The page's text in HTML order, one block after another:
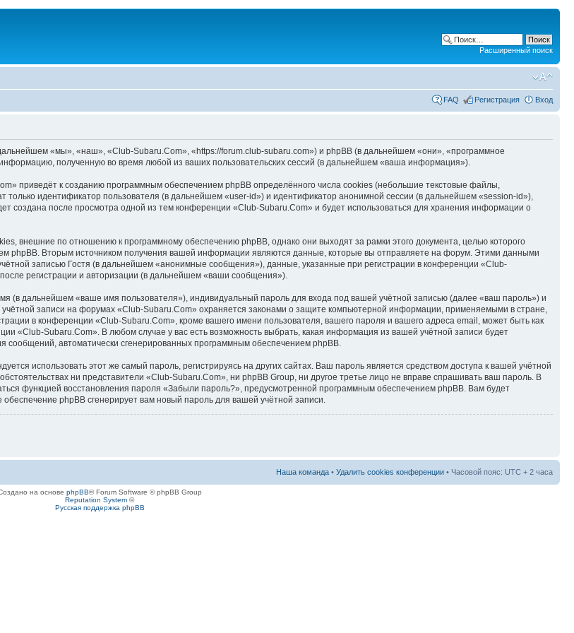
Расширенный поиск
FAQ Регистрация Вход
«мы», «наш», «Club-Subaru.Com», «https://forum.club-subaru.com») и phpBB (в дальнейшем «они», «программное
полученную во время любой из ваших пользовательских сессий (в дальнейшем «ваша информация»).
приведёт к созданию программным обеспечением phpBB определённого числа cookies (небольшие текстовые файлы,
идентификатор пользователя (в дальнейшем «user-id») и идентификатор анонимной сессии (в дальнейшем «session-id»),
создана после просмотра одной из тем конференции «Club-Subaru.Com» и будет использоваться для хранения информации о
внешние по отношению к программному обеспечению phpBB, однако они выходят за рамки этого документа, целью которого
phpBB. Вторым источником получения вашей информации являются данные, которые вы отправляете на форум. Этими данными
записью Гостя (в дальнейшем «анонимные сообщения»), данные, указанные при регистрации в конференции «Club-
регистрации и авторизации (в дальнейшем «ваши сообщения»).
(в дальнейшем «ваше имя пользователя»), индивидуальный пароль для входа под вашей учётной записью (далее «ваш пароль») и
записи на форумах «Club-Subaru.Com» охраняется законами о защите компьютерной информации, применяемыми в стране,
в конференции «Club-Subaru.Com», кроме вашего имени пользователя, вашего пароля и вашего адреса email, может быть как
«Club-Subaru.Com». В любом случае у вас есть возможность выбрать, какая информация из вашей учётной записи будет
сообщений, автоматически сгенерированных программным обеспечением phpBB.
использовать этот же самый пароль, регистрируясь на других сайтах. Ваш пароль является средством доступа к вашей учётной
ни представители «Club-Subaru.Com», ни phpBB Group, ни другое третье лицо не вправе спрашивать ваш пароль. В
функцией восстановления пароля «Забыли пароль?», предусмотренной программным обеспечением phpBB. Вам будет
phpBB сгенерирует вам новый пароль для вашей учётной записи.
Наша команда • Удалить cookies конференции • Часовой пояс: UTC + 2 часа
на основе phpBB® Forum Software © phpBB Group
Reputation System ©
Русская поддержка phpBB